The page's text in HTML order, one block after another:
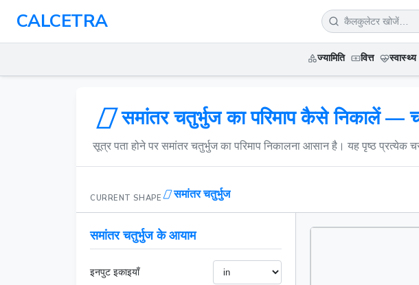
CALCETRA
ज्यामिति वित्त स्वास्थ्य
समांतर चतुर्भुज का परिमाप कैसे निकालें —
सूत्र पता होने पर समांतर चतुर्भुज का परिमाप निकालना आसान है। यह पृष्ठ
CURRENT SHAPE समांतर चतुर्भुज
समांतर चतुर्भुज के आयाम
इनपुट इकाइयाँ